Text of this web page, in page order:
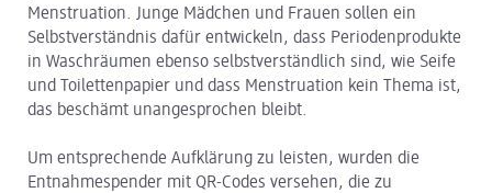
Menstruation. Junge Mädchen und Frauen sollen ein
Selbstverständnis dafür entwickeln, dass Periodenprodukte
in Waschräumen ebenso selbstverständlich sind, wie Seife
und Toilettenpapier und dass Menstruation kein Thema ist,
das beschämt unangesprochen bleibt.
Um entsprechende Aufklärung zu leisten, wurden die
Entnahmespender mit QR-Codes versehen, die zu